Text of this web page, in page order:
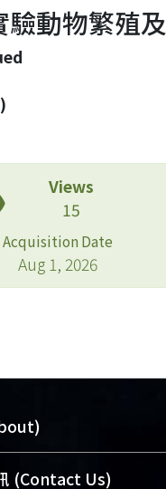
驗動物繁殖
Views
15
Acquisition Date
Aug 1, 2026
世界頂尖大學之列，
(Contact Us)